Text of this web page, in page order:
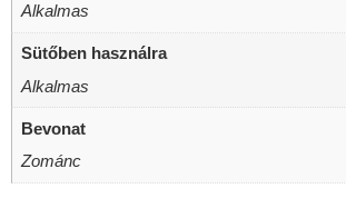
Alkalmas
Sütőben használra
Alkalmas
Bevonat
Zománc